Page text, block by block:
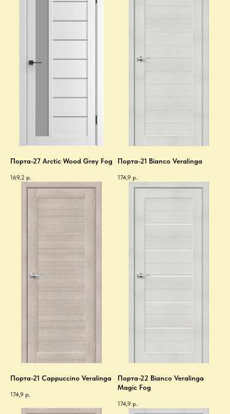
Порта-27 Arctic Wood Grey Fog
169,2 р.
Порта-21 Bianco Veralinga
174,9 р.
Порта-21 Cappuccino Veralinga
174,9 р.
Порта-22 Bianco Veralinga
Magic Fog
174,9 р.